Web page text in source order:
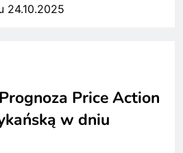
24.10.2025
Price Action
w dniu